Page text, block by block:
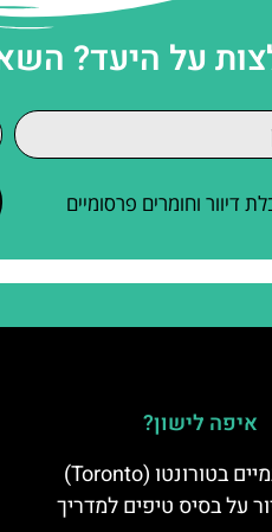
על היעד?
דיוור וחומרים פרסומיים
איפה לישון?
סיורים חינמיים בטורונטו (Toronto)
על בסיס טיפים למדריך